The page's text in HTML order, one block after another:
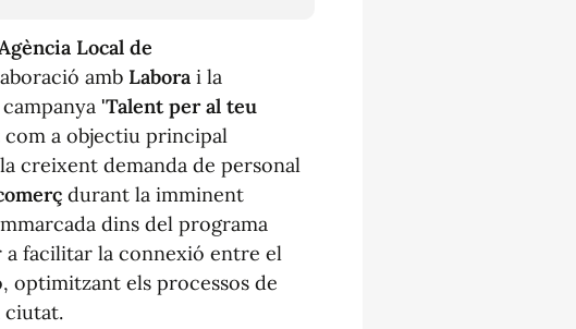
Local de
amb Labora i la
'Talent per al teu
com a objectiu principal
creixent demanda de personal
durant la imminent
dins del programa
a facilitar la connexió entre el
optimitzant els processos de
ciutat.